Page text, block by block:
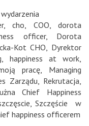
, cho, COO, dorota
officer, Dorota
Kot CHO, Dyrektor
, happiness at work,
pracę, Managing
Zarządu, Rekrutacja,
Chief Happiness
,Szczęście w
happiness officerem